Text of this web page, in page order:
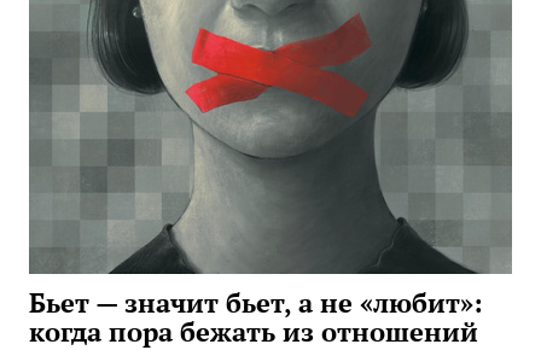
Бьет — значит бьет, а не «любит»:
когда пора бежать из отношений